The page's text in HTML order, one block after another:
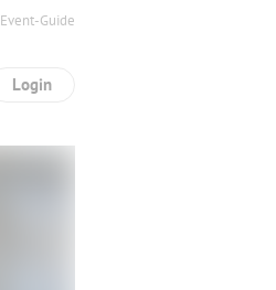
Event-Guide
Login